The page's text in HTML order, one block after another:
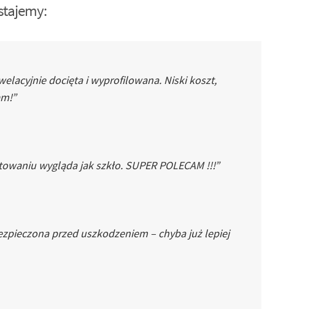
docięta i wyprofilowana. Niski koszt,
wygląda jak szkło. SUPER POLECAM !!!”
przed uszkodzeniem – chyba już lepiej